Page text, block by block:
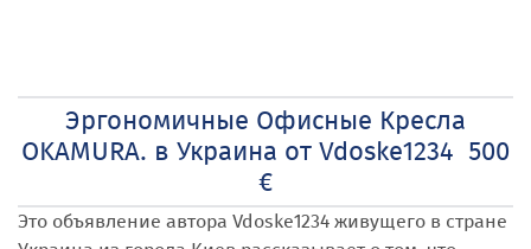
Эргономичные Офисные Кресла
OKAMURA. в Украина от Vdoske1234 500
€
Это объявление автора Vdoske1234 живущего в стране